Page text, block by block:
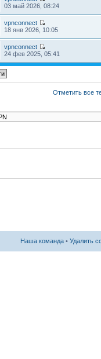
03 май 2026, 08:24
vpnconnect
18 янв 2026, 10:05
vpnconnect
24 фев 2025, 05:41
Отметить все
Наша команда • Удалить